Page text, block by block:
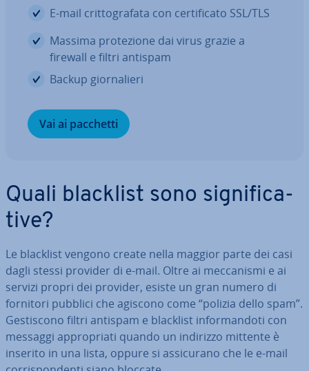
E-mail crit­to­gra­fa­ta con cer­ti­fi­ca­to SSL/TLS
Massima pro­te­zio­ne dai virus grazie a
firewall e filtri antispam
Backup gior­na­lie­ri
Vai ai pacchetti
Quali blacklist sono si­gni­fi­ca­
ti­ve?
Le blacklist vengono create nella maggior parte dei casi
dagli stessi provider di e-mail. Oltre ai mec­ca­ni­smi e ai
servizi propri dei provider, esiste un gran numero di
fornitori pubblici che agiscono come “polizia dello spam”.
Ge­sti­sco­no filtri antispam e blacklist in­for­man­do­ti con
messaggi ap­pro­pria­ti quando un indirizzo mittente è
inserito in una lista, oppure si as­si­cu­ra­no che le e-mail